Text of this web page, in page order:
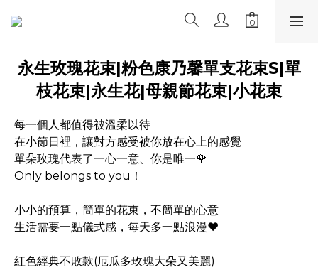
永生玫瑰花束|粉色康乃馨單支花束S|單
枝花束|永生花|母親節花束|小花束
每一個人都值得被溫柔以待
在小節日裡，讓對方感受被你放在心上的感覺
單朵玫瑰代表了一心一意、你是唯一🌹
Only belongs to you！
小小的預算，簡單的花束，不簡單的心意
生活需要一點儀式感，每天多一點浪漫❤️
紅色經典不敗款(厄瓜多玫瑰大朵又美麗)